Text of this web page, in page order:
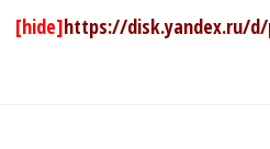
[hide]https://disk.yandex.ru/d/